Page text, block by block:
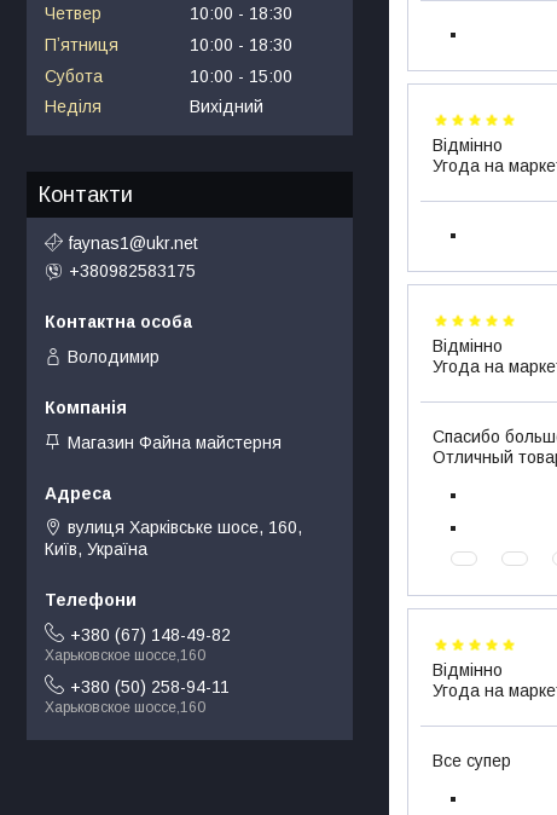
Відмінно
Угода на
Відмінно
Угода на
Спасибо
Отличный
Відмінно
Угода на
Все супер
Четвер
10:00
18:30
Пʼятниця
10:00
18:30
Субота
10:00
15:00
Неділя
Вихідний
Контакти
faynas1@ukr.net
+380982583175
Володимир
Магазин Файна майстерня
вулиця Харківське шосе, 160,
Київ, Україна
+380 (67) 148-49-82
Харьковское шоссе,160
+380 (50) 258-94-11
Харьковское шоссе,160